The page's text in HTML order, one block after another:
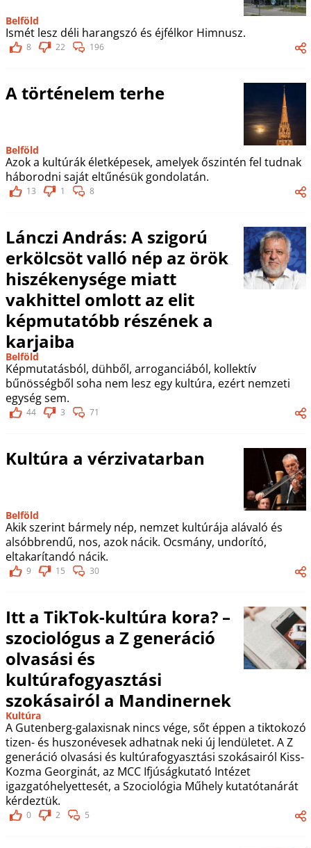
Belföld
Ismét lesz déli harangszó és éjfélkor Himnusz.
8 22 196
A történelem terhe
Belföld
Azok a kultúrák életképesek, amelyek őszintén fel tudnak
háborodni saját eltűnésük gondolatán.
13 1 8
Lánczi András: A szigorú
erkölcsöt valló nép az örök
hiszékenysége miatt
vakhittel omlott az elit
képmutatóbb részének a
karjaiba
Belföld
Képmutatásból, dühből, arroganciából, kollektív
bűnösségből soha nem lesz egy kultúra, ezért nemzeti
egység sem.
44 3 71
Kultúra a vérzivatarban
Belföld
Akik szerint bármely nép, nemzet kultúrája alávaló és
alsóbbrendű, nos, azok nácik. Ocsmány, undorító,
eltakarítandó nácik.
9 15 30
Itt a TikTok-kultúra kora? –
szociológus a Z generáció
olvasási és
kultúrafogyasztási
szokásairól a Mandinernek
Kultúra
A Gutenberg-galaxisnak nincs vége, sőt éppen a tiktokozó
tizen- és huszonévesek adhatnak neki új lendületet. A Z
generáció olvasási és kultúrafogyasztási szokásairól Kiss-
Kozma Georginát, az MCC Ifjúságkutató Intézet
igazgatóhelyettesét, a Szociológia Műhely kutatótanárát
kérdeztük.
0 2 5